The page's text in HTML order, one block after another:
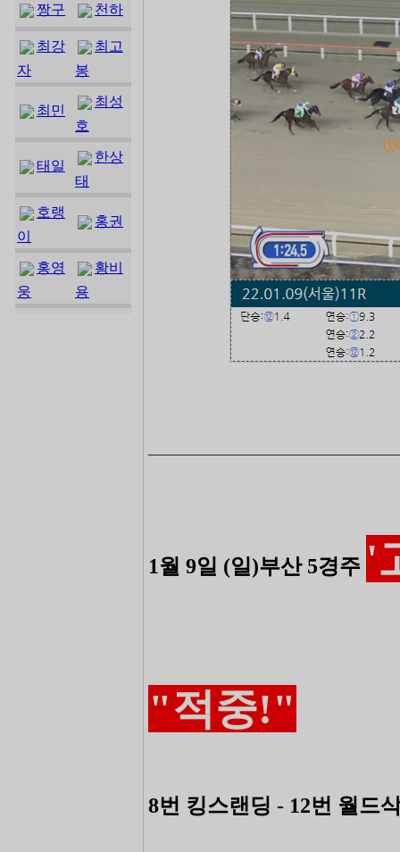
짱구 천하
최강
자
최고
봉
최민
최성
호
태일
한상
태
호랭
이
홍권
홍영
웅
황비
용
1월 9일 (일)부산 5경주 '
"적중!"
8번 킹스랜딩 - 12번 월드